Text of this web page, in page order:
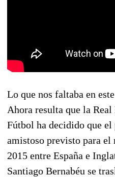
Lo que nos faltaba en
Ahora resulta que la
Fútbol ha decidido que
amistoso previsto para el
2015 entre España e
Santiago Bernabéu se